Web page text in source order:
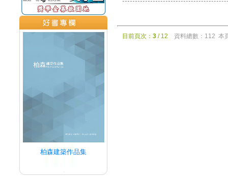
柏森建築作品集
目前頁次： 3 / 12 資料總數：112 本